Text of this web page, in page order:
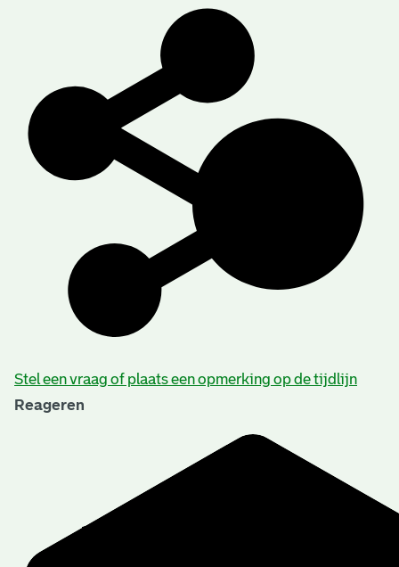
Stel een vraag of plaats een opmerking op de tijdlijn
Reageren